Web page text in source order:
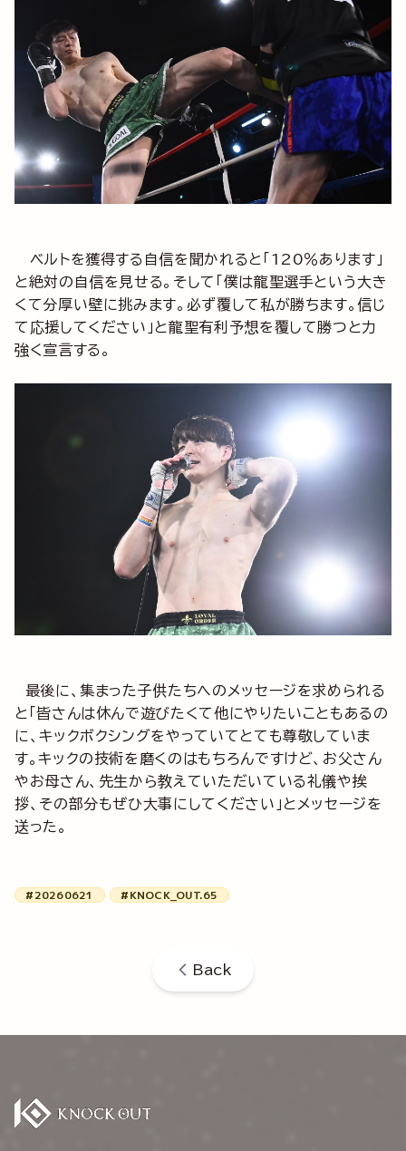
ベルトを獲得する自信を聞かれると「120％あります」
と絶対の自信を見せる。そして「僕は龍聖選手という大き
くて分厚い壁に挑みます。必ず覆して私が勝ちます。信じ
て応援してください」と龍聖有利予想を覆して勝つと力
強く宣言する。
最後に、集まった子供たちへのメッセージを求められる
と「皆さんは休んで遊びたくて他にやりたいこともあるの
に、キックボクシングをやっていてとても尊敬していま
す。キックの技術を磨くのはもちろんですけど、お父さん
やお母さん、先生から教えていただいている礼儀や挨
拶、その部分もぜひ大事にしてください」とメッセージを
送った。
#20260621 #KNOCK_OUT.65
Back